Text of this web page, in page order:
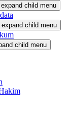
expand child menu
expand child menu
child menu